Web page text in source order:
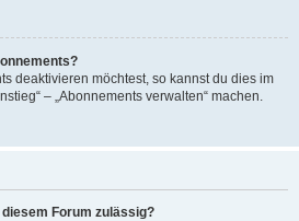
deaktivieren möchtest, so kannst du dies im
– „Abonnements verwalten“ machen.
Forum zulässig?